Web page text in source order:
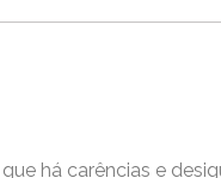
há carências e